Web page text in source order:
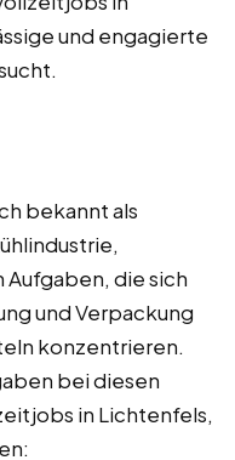
und engagierte
bekannt als
die sich
und Verpackung
konzentrieren.
bei diesen
in Lichtenfels,